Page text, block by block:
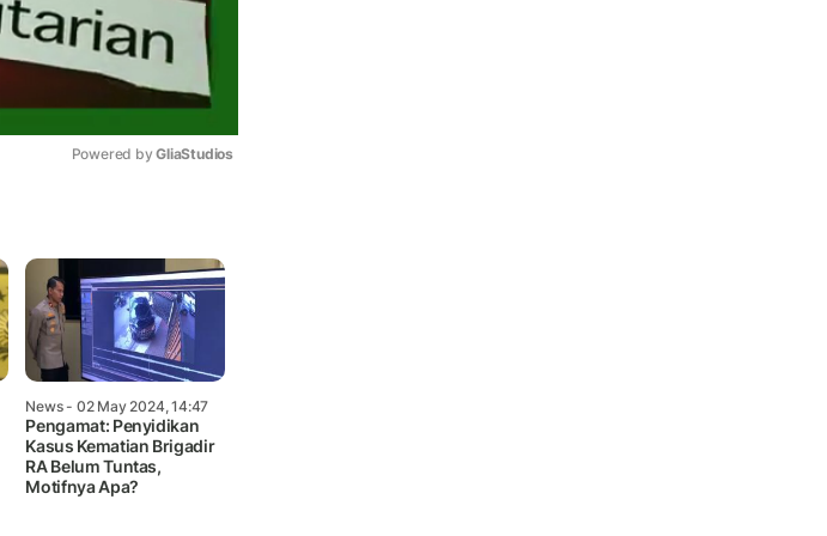
Powered by GliaStudios
News- 02 May 2024, 14:47
Pengamat: Penyidikan
Kasus Kematian Brigadir
RA Belum Tuntas,
Motifnya Apa?